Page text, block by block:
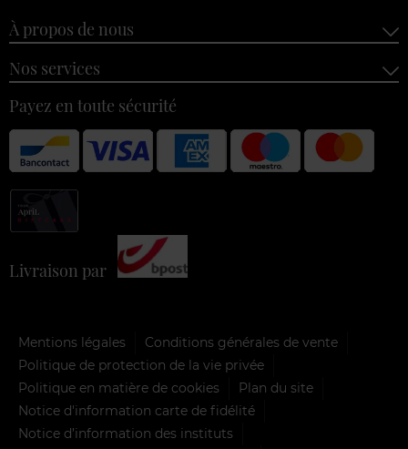
À propos de nous
Nos services
Payez en toute sécurité
Livraison par
Mentions légales
Conditions générales de vente
Politique de protection de la vie privée
Politique en matière de cookies
Plan du site
Notice d'information carte de fidélité
Notice d’information des instituts